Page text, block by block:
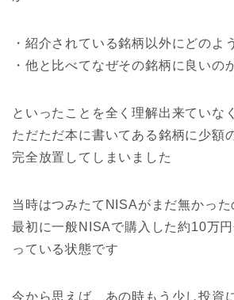
・ 紹介されている銘柄以外にどのよ
・他と比べてなぜその銘柄に良いの
といったことを全く理解出来ていな
ただただ本に書いてある銘柄に少額
完全放置してしまいました
当時はつみたてNISAがまだ無かった
最初に一般NISAで購入した約10万
っている状態です
今から思えば、あの時もう少し投資